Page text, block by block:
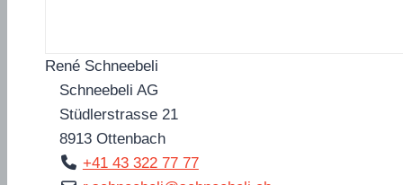
René Schneebeli
Schneebeli AG
Stüdlerstrasse 21
8913 Ottenbach
+41 43 322 77 77